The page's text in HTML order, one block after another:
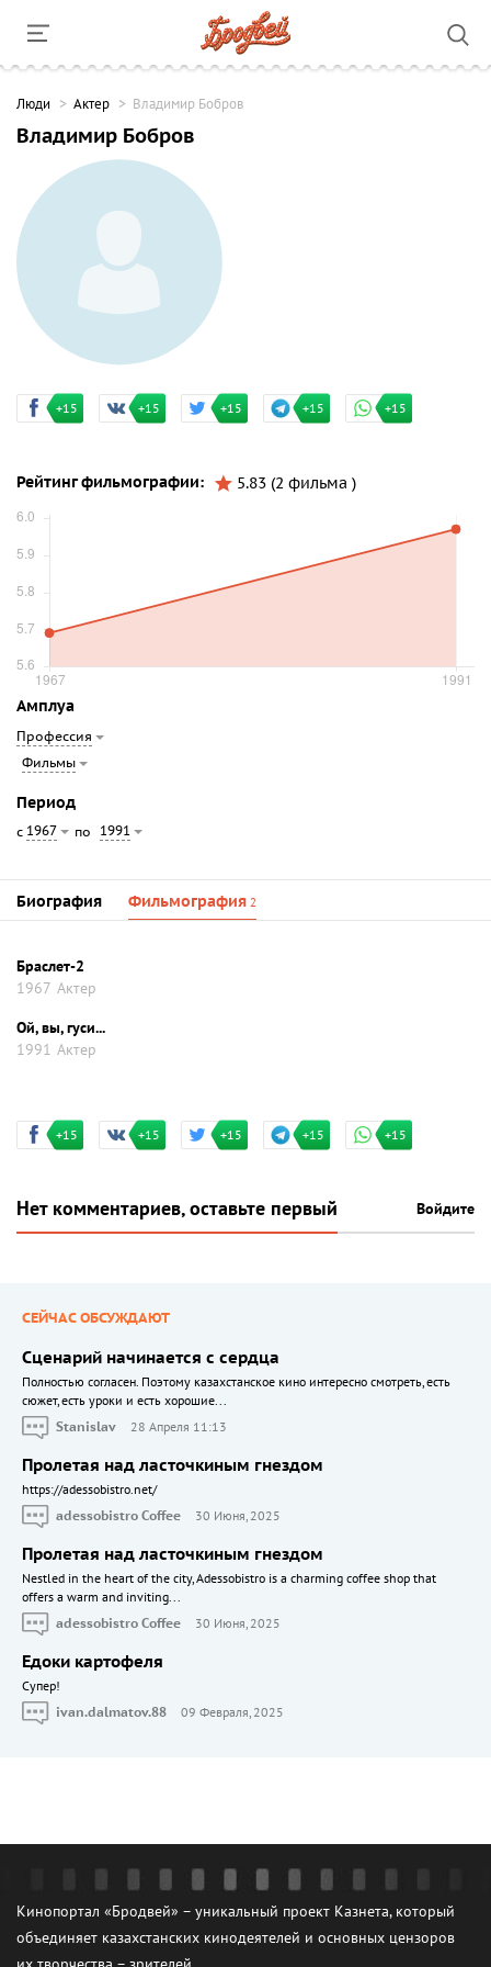
Люди Актер Владимир Бобров
Владимир Бобров
+15 +15 +15 +15 +15
Рейтинг фильмографии: 5.83 (2 фильма )
Амплуа
Профессия
Фильмы
Период
с 1967 по 1991
Биография Фильмография 2
Браслет-2
1967 Актер
Ой, вы, гуси...
1991 Актер
+15 +15 +15 +15 +15
Нет комментариев, оставьте первый Войдите
СЕЙЧАС ОБСУЖДАЮТ
Сценарий начинается с сердца
Полностью согласен. Поэтому казахстанское кино интересно смотреть, есть
сюжет, есть уроки и есть хорошие...
Stanislav
28 Апреля 11:13
Пролетая над ласточкиным гнездом
https://adessobistro.net/
adessobistro Coffee
30 Июня, 2025
Пролетая над ласточкиным гнездом
Nestled in the heart of the city, Adessobistro is a charming coffee shop that
offers a warm and inviting...
adessobistro Coffee
30 Июня, 2025
Едоки картофеля
Cупер!
ivan.dalmatov.88
09 Февраля, 2025
Кинопортал «Бродвей» – уникальный проект Казнета, который
объединяет казахстанских кинодеятелей и основных цензоров